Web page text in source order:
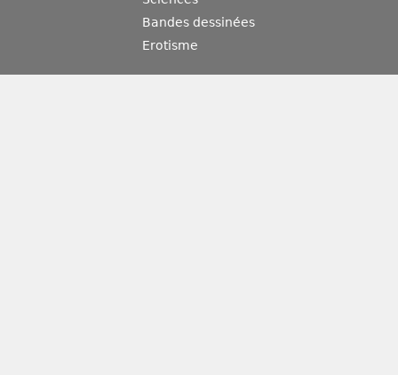
Bandes dessinées
Erotisme